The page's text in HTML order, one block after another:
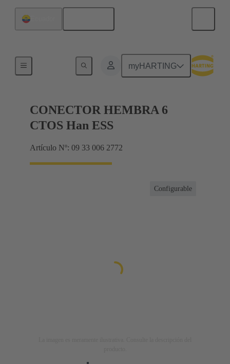
myHARTING
Corrientes hasta 16 A
CONECTOR HEMBRA 6
CTOS Han ESS
Artículo Nº: 09 33 006 2772
Configurable